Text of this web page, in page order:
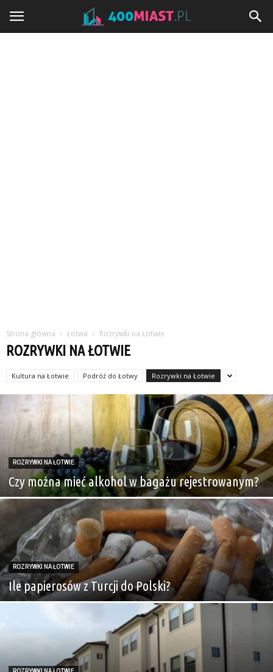
Strona główna Łotwa Rozrywki na Łotwie
ROZRYWKI NA ŁOTWIE
Kultura na Łotwie Podróż do Łotwy Rozrywki na Łotwie
ROZRYWKI NA ŁOTWIE
Czy można mieć alkohol w bagażu rejestrowanym?
ROZRYWKI NA ŁOTWIE
Ile papierosów z Turcji do Polski?